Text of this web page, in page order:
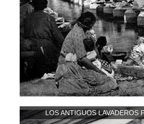
LOS ANTIGUOS LAVADEROS